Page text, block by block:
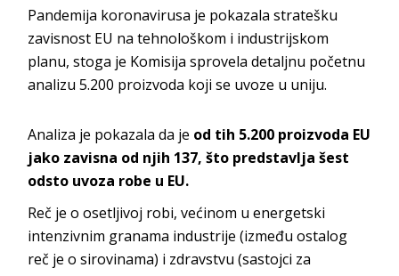
Pandemija koronavirusa je pokazala stratešku
zavisnost EU na tehnološkom i industrijskom
planu, stoga je Komisija sprovela detaljnu početnu
analizu 5.200 proizvoda koji se uvoze u uniju.
Analiza je pokazala da je od tih 5.200 proizvoda EU
jako zavisna od njih 137, što predstavlja šest
odsto uvoza robe u EU.
Reč je o osetljivoj robi, većinom u energetski
intenzivnim granama industrije (između ostalog
reč je o sirovinama) i zdravstvu (sastojci za